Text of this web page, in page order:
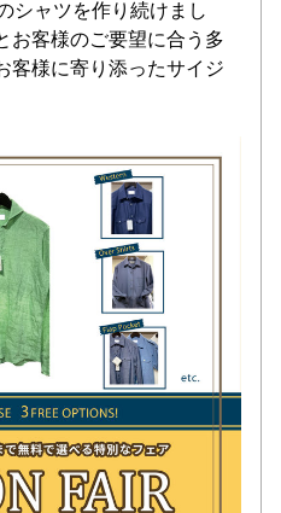
シャツを作り続けまし
お客様のご要望に合う多
客様に寄り添ったサイジ